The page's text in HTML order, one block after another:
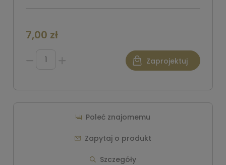
7,00 zł
Zaprojektuj
Szczegóły
Zapytaj o produkt
Poleć znajomemu